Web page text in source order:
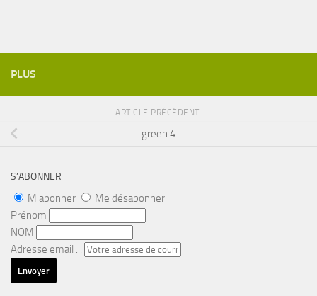
PLUS
ARTICLE PRÉCÉDENT
green 4
S’ABONNER
M'abonner
Me désabonner
Prénom
NOM
Adresse email : :